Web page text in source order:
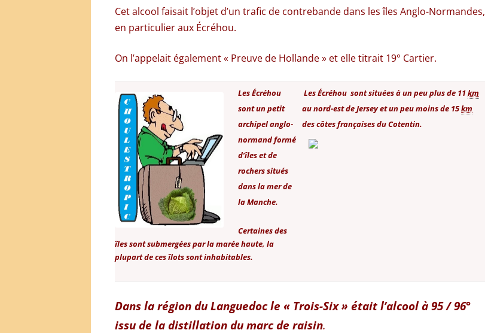
Cet alcool faisait l’objet d’un trafic de contrebande dans les îles Anglo-Normandes,
en particulier aux Écréhou.
On l’appelait également « Preuve de Hollande » et elle titrait 19° Cartier.
Les Écréhou
sont un petit
archipel anglo-
normand formé
d’îles et de
rochers situés
dans la mer de
la Manche.
Certaines des
îles sont submergées par la marée haute, la
plupart de ces îlots sont inhabitables.
Les Écréhou sont situées à un peu plus de 11km
au nord-est de Jersey et un peu moins de 15km
des côtes françaises du Cotentin.
Dans la région du Languedoc le « Trois-Six » était l’alcool à 95 / 96°
issu de la distillation du marc de raisin.